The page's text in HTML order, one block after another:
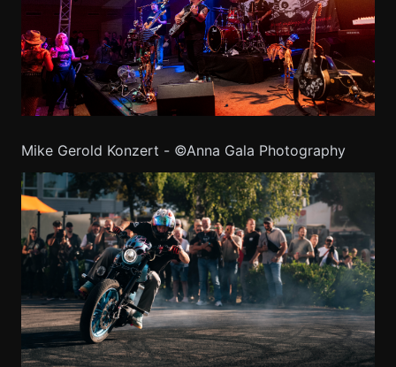
Mike Gerold Konzert - ©Anna Gala Photography